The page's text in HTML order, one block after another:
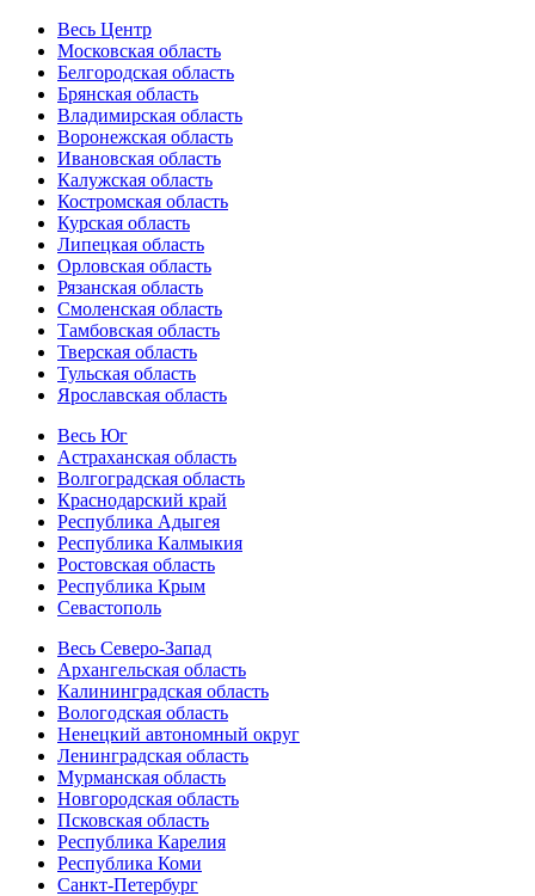
Весь Центр
Московская область
Белгородская область
Брянская область
Владимирская область
Воронежская область
Ивановская область
Калужская область
Костромская область
Курская область
Липецкая область
Орловская область
Рязанская область
Смоленская область
Тамбовская область
Тверская область
Тульская область
Ярославская область
Весь Юг
Астраханская область
Волгоградская область
Краснодарский край
Республика Адыгея
Республика Калмыкия
Ростовская область
Республика Крым
Севастополь
Весь Северо-Запад
Архангельская область
Калининградская область
Вологодская область
Ненецкий автономный округ
Ленинградская область
Мурманская область
Новгородская область
Псковская область
Республика Карелия
Республика Коми
Санкт-Петербург